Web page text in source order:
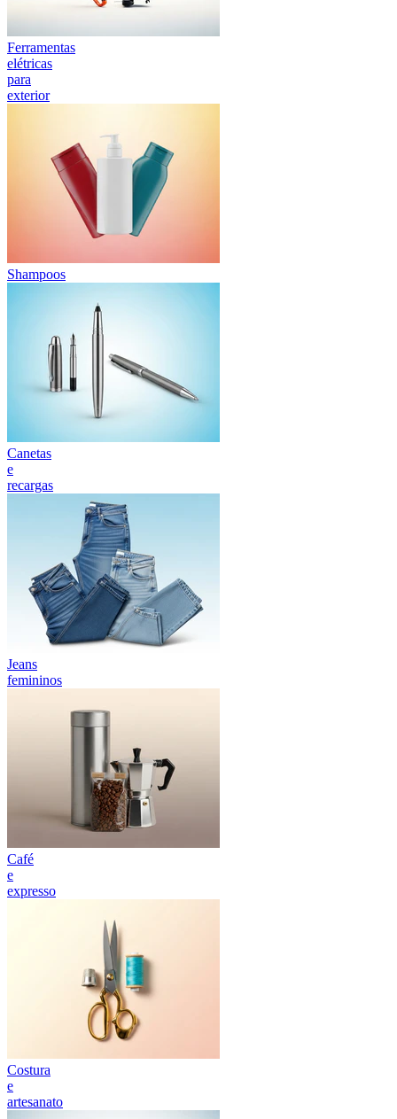
Ferramentas
elétricas
para
exterior
Shampoos
Canetas
e
recargas
Jeans
femininos
Café
e
expresso
Costura
e
artesanato